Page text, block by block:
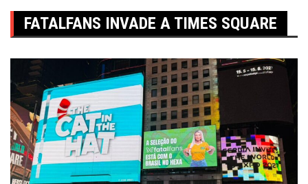
FATALFANS INVADE A TIMES SQUARE